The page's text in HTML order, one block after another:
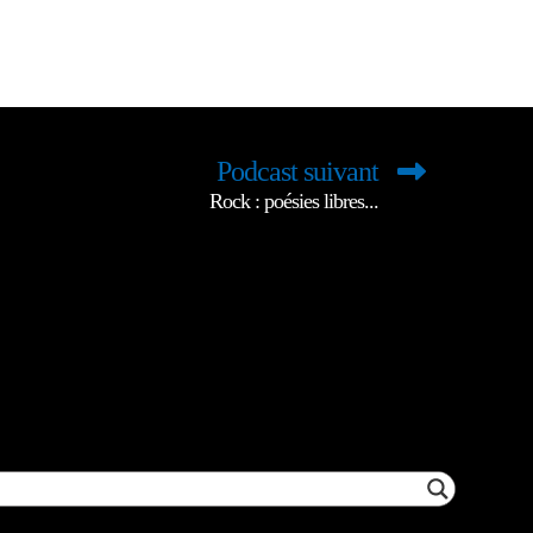
Podcast suivant
Rock : poésies libres...